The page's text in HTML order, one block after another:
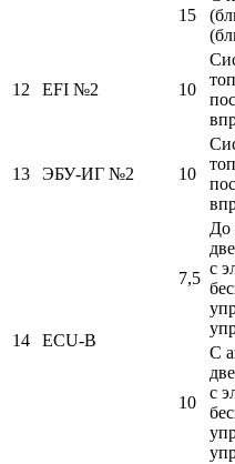
15
12 EFI №2 10
13 ЭБУ-ИГ №2 10
14 ECU-B
7,5
До
с
10
С
с